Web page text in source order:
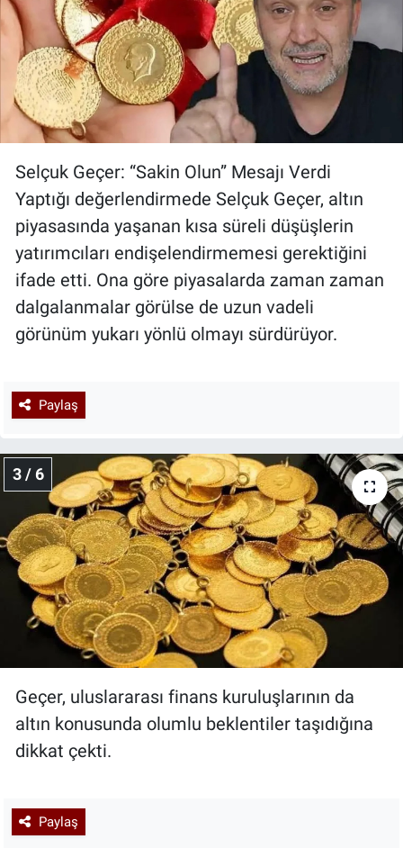
Selçuk Geçer: “Sakin Olun” Mesajı Verdi
Yaptığı değerlendirmede Selçuk Geçer, altın
piyasasında yaşanan kısa süreli düşüşlerin
yatırımcıları endişelendirmemesi gerektiğini
ifade etti. Ona göre piyasalarda zaman zaman
dalgalanmalar görülse de uzun vadeli
görünüm yukarı yönlü olmayı sürdürüyor.
Paylaş
3 / 6
Geçer, uluslararası finans kuruluşlarının da
altın konusunda olumlu beklentiler taşıdığına
dikkat çekti.
Paylaş